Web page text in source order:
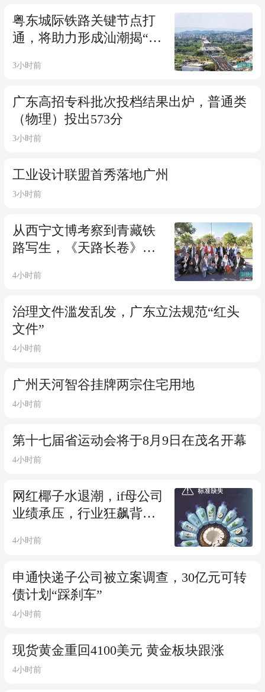
粤东城际铁路关键节点打
通，将助力形成汕潮揭“半
3小时前
广东高招专科批次投档结果出炉，普通类
（物理）投出573分
3小时前
工业设计联盟首秀落地广州
3小时前
从西宁文博考察到青藏铁
路写生，《天路长卷》主
4小时前
治理文件滥发乱发，广东立法规范“红头
文件”
4小时前
广州天河智谷挂牌两宗住宅用地
4小时前
第十七届省运动会将于8月9日在茂名开幕
4小时前
网红椰子水退潮，if母公司
业绩承压，行业狂飙背后
4小时前
申通快递子公司被立案调查，30亿元可转
债计划“踩刹车”
4小时前
现货黄金重回4100美元 黄金板块跟涨
4小时前